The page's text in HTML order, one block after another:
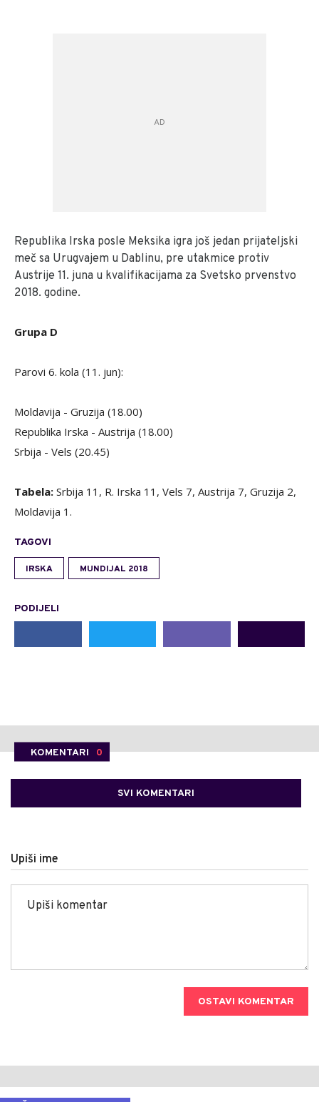
Republika Irska posle Meksika igra još jedan prijateljski
meč sa Urugvajem u Dablinu, pre utakmice protiv
Austrije 11. juna u kvalifikacijama za Svetsko prvenstvo
2018. godine.
Grupa D
Parovi 6. kola (11. jun):
Moldavija - Gruzija (18.00)
Republika Irska - Austrija (18.00)
Srbija - Vels (20.45)
Tabela: Srbija 11, R. Irska 11, Vels 7, Austrija 7, Gruzija 2,
Moldavija 1.
TAGOVI
IRSKA MUNDIJAL 2018
PODIJELI
KOMENTARI 0
SVI KOMENTARI
Upiši ime
OSTAVI KOMENTAR